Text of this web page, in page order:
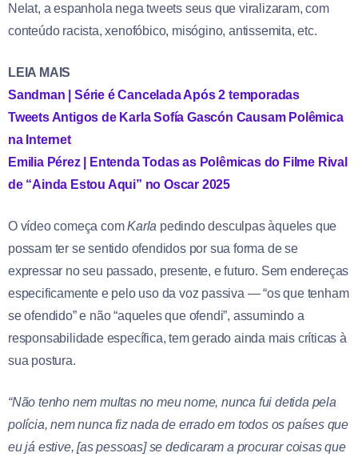
Nelat, a espanhola nega tweets seus que viralizaram, com
conteúdo racista, xenofóbico, misógino, antissemita, etc.
LEIA MAIS
Sandman | Série é Cancelada Após 2 temporadas
Tweets Antigos de Karla Sofía Gascón Causam Polêmica
na Internet
Emilia Pérez | Entenda Todas as Polêmicas do Filme Rival
de “Ainda Estou Aqui” no Oscar 2025
O vídeo começa comKarla pedindo desculpas àqueles que
possam ter se sentido ofendidos por sua forma de se
expressar no seu passado, presente, e futuro. Sem endereças
especificamente e pelo uso da voz passiva — “os que tenham
se ofendido” e não “aqueles que ofendi”, assumindo a
responsabilidade específica, tem gerado ainda mais críticas à
sua postura.
“Não tenho nem multas no meu nome, nunca fui detida pela
polícia, nem nunca fiz nada de errado em todos os países que
eu já estive, [as pessoas] se dedicaram a procurar coisas que